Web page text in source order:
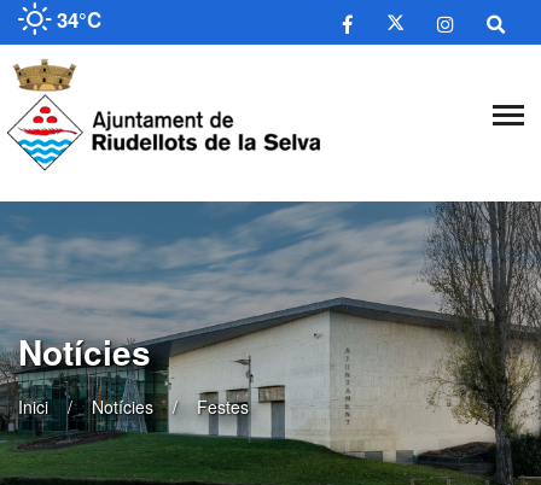
34°C
Notícies
Inici Notícies Festes